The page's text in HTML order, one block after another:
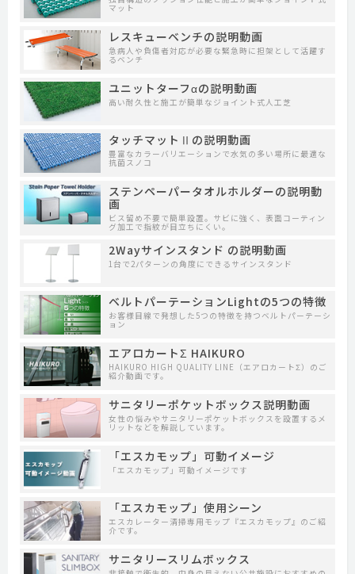
マット
レスキューベンチの説明動画
急病人や負傷者対応が必要な緊急時に担架として活躍す
るベンチ
ユニットターフαの説明動画
高い耐久性と施工が簡単なジョイント式人工芝
タッチマットⅡの説明動画
豊富なカラーバリエーションで水気の多い場所に最適な
抗菌スノコ
ステンペーパータオルホルダーの説明動
画
ビス留め不要で簡単設置。サビに強く、表面コーティン
グ加工で指紋が目立ちにくい。
2Wayサインスタンド の説明動画
1台で2パターンの角度にできるサインスタンド
ベルトパーテーションLightの5つの特徴
お客様目線で発想した5つの特徴を持つベルトパーテーシ
ョン
エアロカートΣ HAIKURO
HAIKURO HIGH QUALITY LINE（エアロカートΣ）のご
紹介動画です。
サニタリーポケットボックス説明動画
女性の悩みやサニタリーポケットボックスを設置するメ
リットなどを解説しています。
「エスカモップ」可動イメージ
「エスカモップ」可動イメージです
「エスカモップ」使用シーン
エスカレーター清掃専用モップ『エスカモップ』のご紹
介です。
サニタリースリムボックス